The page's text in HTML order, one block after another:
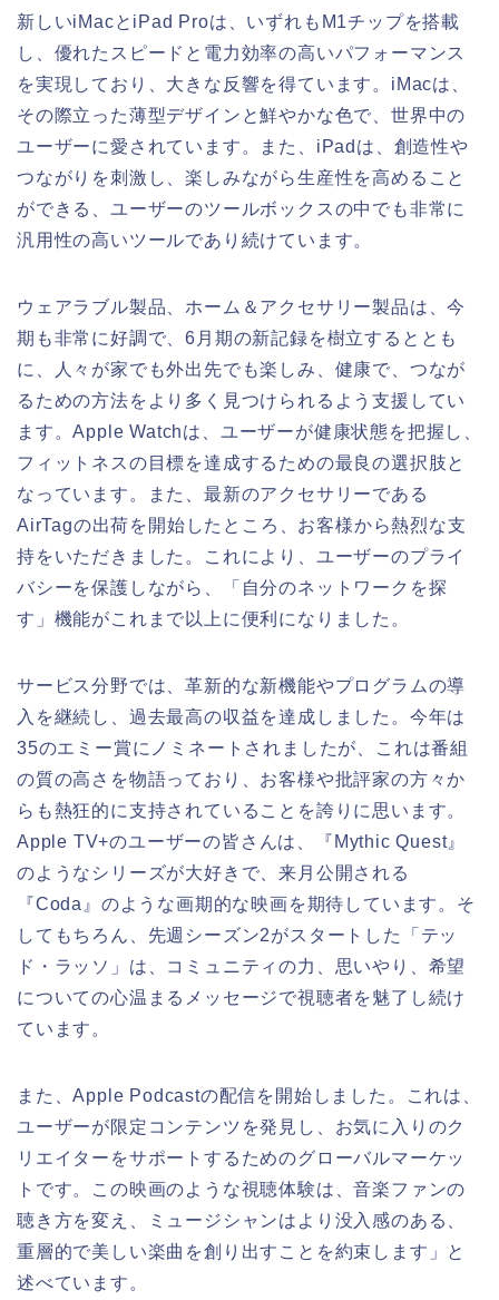
新しいiMacとiPad Proは、いずれもM1チップを搭載
し、優れたスピードと電力効率の高いパフォーマンス
を実現しており、大きな反響を得ています。iMacは、
その際立った薄型デザインと鮮やかな色で、世界中の
ユーザーに愛されています。また、iPadは、創造性や
つながりを刺激し、楽しみながら生産性を高めること
ができる、ユーザーのツールボックスの中でも非常に
汎用性の高いツールであり続けています。
ウェアラブル製品、ホーム＆アクセサリー製品は、今
期も非常に好調で、6月期の新記録を樹立するととも
に、人々が家でも外出先でも楽しみ、健康で、つなが
るための方法をより多く見つけられるよう支援してい
ます。Apple Watchは、ユーザーが健康状態を把握し、
フィットネスの目標を達成するための最良の選択肢と
なっています。また、最新のアクセサリーである
AirTagの出荷を開始したところ、お客様から熱烈な支
持をいただきました。これにより、ユーザーのプライ
バシーを保護しながら、「自分のネットワークを探
す」機能がこれまで以上に便利になりました。
サービス分野では、革新的な新機能やプログラムの導
入を継続し、過去最高の収益を達成しました。今年は
35のエミー賞にノミネートされましたが、これは番組
の質の高さを物語っており、お客様や批評家の方々か
らも熱狂的に支持されていることを誇りに思います。
Apple TV+のユーザーの皆さんは、『Mythic Quest』
のようなシリーズが大好きで、来月公開される
『Coda』のような画期的な映画を期待しています。そ
してもちろん、先週シーズン2がスタートした「テッ
ド・ラッソ」は、コミュニティの力、思いやり、希望
についての心温まるメッセージで視聴者を魅了し続け
ています。
また、Apple Podcastの配信を開始しました。これは、
ユーザーが限定コンテンツを発見し、お気に入りのク
リエイターをサポートするためのグローバルマーケッ
トです。この映画のような視聴体験は、音楽ファンの
聴き方を変え、ミュージシャンはより没入感のある、
重層的で美しい楽曲を創り出すことを約束します」と
述べています。